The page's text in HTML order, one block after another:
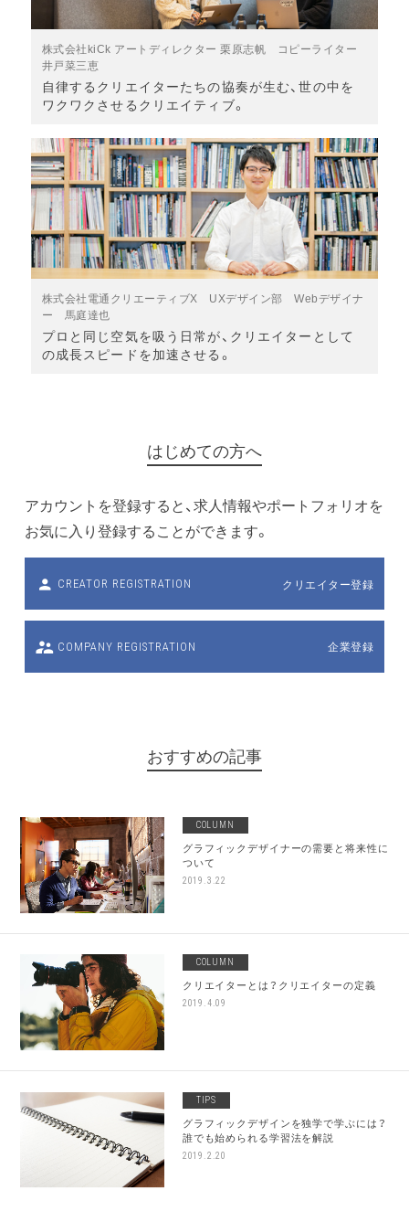
株式会社kiCk アートディレクター 栗原志帆 コピーライター
井戸菜三恵
自律するクリエイターたちの協奏が生む、世の中を
ワクワクさせるクリエイティブ。
株式会社電通クリエーティブX UXデザイン部 Webデザイナ
ー 馬庭達也
プロと同じ空気を吸う日常が、クリエイターとして
の成長スピードを加速させる。
はじめての方へ
アカウントを登録すると、求人情報やポートフォリオを
お気に入り登録することができます。
CREATOR REGISTRATION クリエイター登録
COMPANY REGISTRATION 企業登録
おすすめの記事
COLUMN
グラフィックデザイナーの需要と将来性に
ついて
2019.3.22
COLUMN
クリエイターとは？クリエイターの定義
2019.4.09
TIPS
グラフィックデザインを独学で学ぶには？
誰でも始められる学習法を解説
2019.2.20